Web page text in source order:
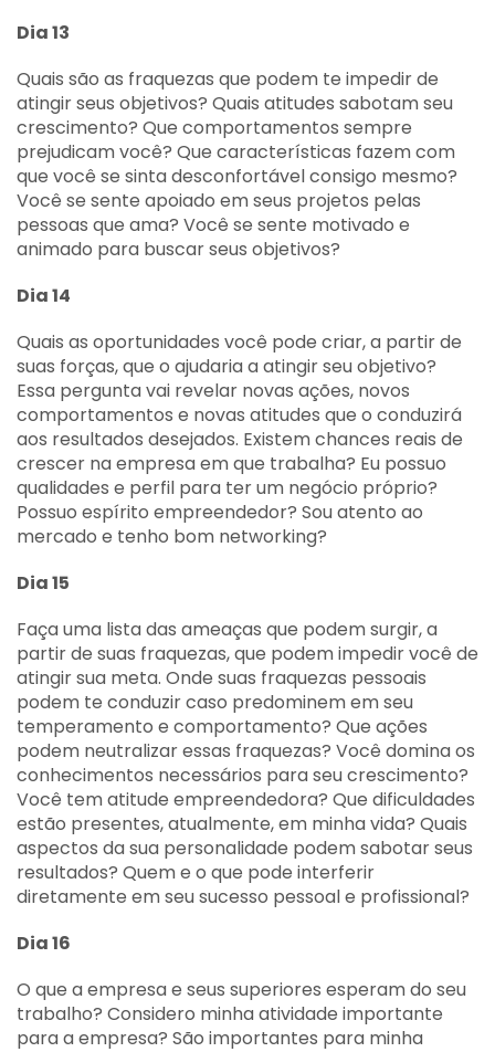
Dia 13
Quais são as fraquezas que podem te impedir de
atingir seus objetivos? Quais atitudes sabotam seu
crescimento? Que comportamentos sempre
prejudicam você? Que características fazem com
que você se sinta desconfortável consigo mesmo?
Você se sente apoiado em seus projetos pelas
pessoas que ama? Você se sente motivado e
animado para buscar seus objetivos?
Dia 14
Quais as oportunidades você pode criar, a partir de
suas forças, que o ajudaria a atingir seu objetivo?
Essa pergunta vai revelar novas ações, novos
comportamentos e novas atitudes que o conduzirá
aos resultados desejados. Existem chances reais de
crescer na empresa em que trabalha? Eu possuo
qualidades e perfil para ter um negócio próprio?
Possuo espírito empreendedor? Sou atento ao
mercado e tenho bom networking?
Dia 15
Faça uma lista das ameaças que podem surgir, a
partir de suas fraquezas, que podem impedir você de
atingir sua meta. Onde suas fraquezas pessoais
podem te conduzir caso predominem em seu
temperamento e comportamento? Que ações
podem neutralizar essas fraquezas? Você domina os
conhecimentos necessários para seu crescimento?
Você tem atitude empreendedora? Que dificuldades
estão presentes, atualmente, em minha vida? Quais
aspectos da sua personalidade podem sabotar seus
resultados? Quem e o que pode interferir
diretamente em seu sucesso pessoal e profissional?
Dia 16
O que a empresa e seus superiores esperam do seu
trabalho? Considero minha atividade importante
para a empresa? São importantes para minha